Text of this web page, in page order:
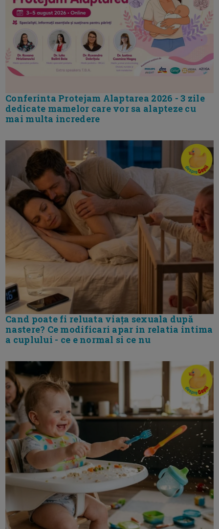
Conferinta Protejam Alaptarea 2026 - 3 zile
dedicate mamelor care vor sa alapteze cu
mai multa incredere
Cand poate fi reluata viața sexuala după
nastere? Ce modificari apar in relatia intima
a cuplului - ce e normal si ce nu